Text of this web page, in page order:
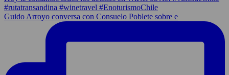
Guido Arroyo conversa con Consuelo Poblete sobre e